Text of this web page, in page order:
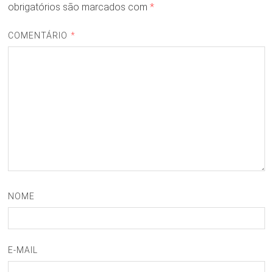
obrigatórios são marcados com *
COMENTÁRIO *
NOME
E-MAIL